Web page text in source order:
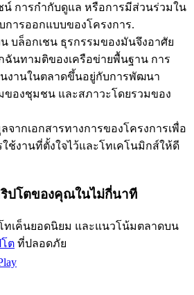
ก
บ่งปันผลกำไรและค่าคอมมิชชั่นการคัด
ลขนาดใหญ่ รวมถึงข้อมูลการค้า ฯลฯ
น์ การกำกับดูแล หรือการมีส่วนร่วมใน
การออกแบบของโครงการ.
บล็อกเชน ธุรกรรมของมันจึงอาศัย
นทามติของเครือข่ายพื้นฐาน การ
งานในตลาดขึ้นอยู่กับการพัฒนา
ของชุมชน และสภาวะโดยรวมของ
ากเอกสารทางการของโครงการเพื่อ
ช้งานที่ตั้งใจไว้และโทเคโนมิกส์ให้ดี
ริปโตของคุณในไม่กี่นาที
ทเค็นยอดนิยม และแนวโน้มตลาดบน
ต ที่ปลอดภัย